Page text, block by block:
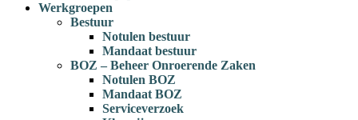
Werkgroepen
Bestuur
Notulen bestuur
Mandaat bestuur
BOZ – Beheer Onroerende Zaken
Notulen BOZ
Mandaat BOZ
Serviceverzoek